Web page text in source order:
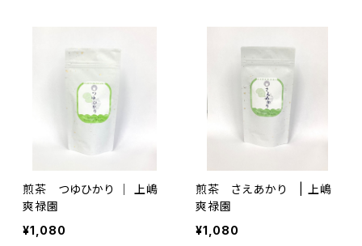
煎茶 つゆひかり ｜ 上嶋
爽禄園
¥1,080
煎茶 さえあかり | 上嶋
爽禄園
¥1,080